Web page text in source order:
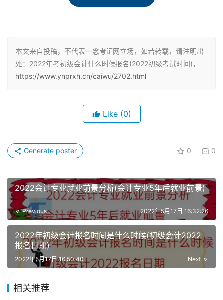
重庆：1月5日-24日
广东：1月5-24日
江苏：1月10日-24日14:00
山东：1月5日-24日
福建：1月5日-24日
河南：1月10-23日23:59
湖南：1月5日-24日
湖北：1月10日-24日
本文来自投稿，不代表一念考证网立场，如若转载，请注明出
处：2022年考初级会计什么时候报名(2022初级考试时间)，
https://www.ynprxh.cn/caiwu/2702.html
Like (0)
0 0
Generate poster
2022会计专业就业前景分析(会计专业5年后就业前景)
Previous 2022年5月17日 16:32:26
2022年初级会计报名时间是什么时候(初级会计2022
报名日期)
Next
2022年5月17日 16:50:40
相关推荐